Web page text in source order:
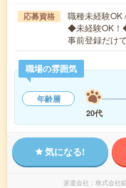
応募資格
職種未経験OK
◆未経験OK！
事前登録だけ
職場の雰囲気
年齢層
20代
気になる!
派遣会社 株式会社